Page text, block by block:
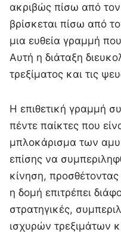
ακριβώς πίσω από
βρίσκεται πίσω από
μια ευθεία γραμμή
Αυτή η διάταξη
τρεξίματος και τις
Η επιθετική γραμμή
πέντε παίκτες που
μπλοκάρισμα των
επίσης να
κίνηση, προσθέτοντας
η δομή επιτρέπει
στρατηγικές,
ισχυρών τρεξιμάτων